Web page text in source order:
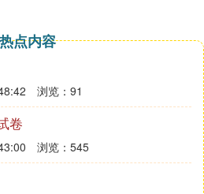
收自律公约（试行）》第二
得殴打、伤害债务人及其他
人及其他人员人身自由，不
法搜查他人身体。
收自律公约（试行）》第二
得抢掠或破坏债务人及其他
收自律公约（试行）》第二
与债务人及相关当事人发生
热点内容
浏览：91
卷
浏览：545